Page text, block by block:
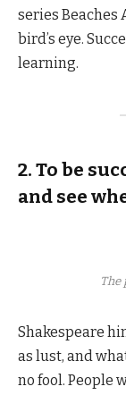
series Beaches
bird’s eye.
learning.
2. To be
and see
The
Shakespeare
as lust, and
no fool. People